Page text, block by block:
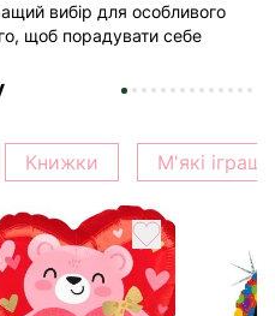
вибір для особливого
щоб порадувати себе
Книжки М'які